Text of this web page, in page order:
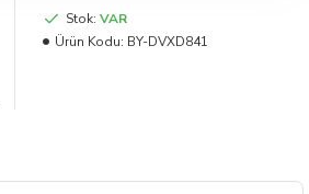
Stok: VAR
Ürün Kodu: BY-DVXD841